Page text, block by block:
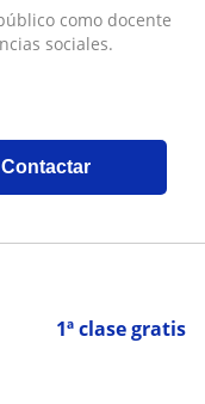
como docente
sociales.
Contactar
1ª clase gratis